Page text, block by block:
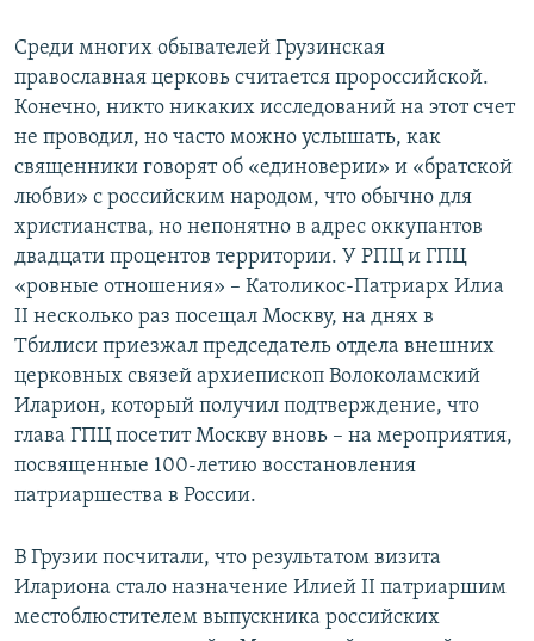
Среди многих обывателей Грузинская
православная церковь считается пророссийской.
Конечно, никто никаких исследований на этот счет
не проводил, но часто можно услышать, как
священники говорят об «единоверии» и «братской
любви» с российским народом, что обычно для
христианства, но непонятно в адрес оккупантов
двадцати процентов территории. У РПЦ и ГПЦ
«ровные отношения» – Католикос-Патриарх Илиа
II несколько раз посещал Москву, на днях в
Тбилиси приезжал председатель отдела внешних
церковных связей архиепископ Волоколамский
Иларион, который получил подтверждение, что
глава ГПЦ посетит Москву вновь – на мероприятия,
посвященные 100-летию восстановления
патриаршества в России.
В Грузии посчитали, что результатом визита
Илариона стало назначение Илией II патриаршим
местоблюстителем выпускника российских